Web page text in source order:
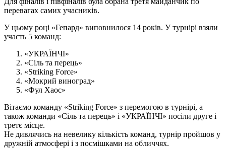
перевагах самих учасників.
У цьому році «Гепард» виповнилося 14 років. У турнірі взяли
участь 5 команд:
«УКРАЇНЧІ»
«Сіль та перець»
«Striking Force»
«Мокрий виноград»
«Фул Хаос»
Вітаємо команду «Striking Force» з перемогою в турнірі, а
також команди «Сіль та перець» і «УКРАЇНЧІ» посіли друге і
третє місце.
Не дивлячись на невелику кількість команд, турнір пройшов у
дружній атмосфері і з посмішками на обличчях.